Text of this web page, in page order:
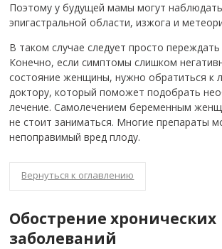
Поэтому у будущей мамы могут
эпигастральной области, изжога и
В таком случае следует просто
Конечно, если симптомы слишком
состояние женщины, нужно обратиться к
доктору, который поможет подобрать
лечение. Самолечением беременным
не стоит заниматься. Многие препараты
непоправимый вред плоду.
Вернуться к оглавлению
Обострение хронических
заболеваний